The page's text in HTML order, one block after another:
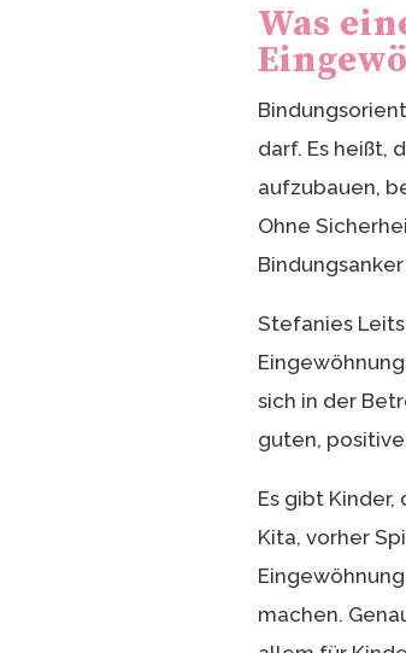
Was
darf. Es heißt,
aufzubauen,
Ohne
Stefanies
sich in der
guten,
Es gibt
Kita, vorher
machen.